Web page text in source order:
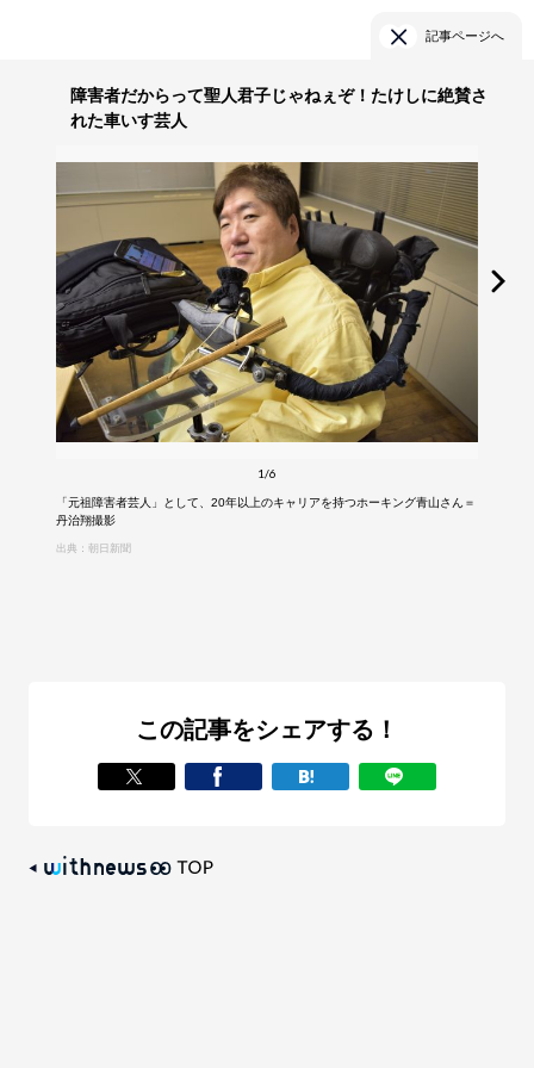
記事ページへ
障害者だからって聖人君子じゃねぇぞ！たけしに絶賛さ
れた車いす芸人
1/6
「元祖障害者芸人」として、20年以上のキャリアを持つホーキング青山さん＝
丹治翔撮影
出典：朝日新聞
この記事をシェアする！